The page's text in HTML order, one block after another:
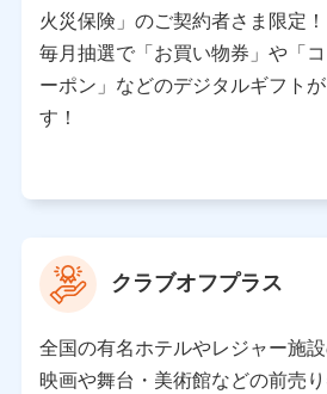
バンネット日本橋ビル 3F
株式会社ドコモ・インシュアランス
個人情報の第三者提供につい
当社は利用目的の達成に必要な範囲
の取り扱いの全部または一部を委託
す。
個人データの共同利用
火災保険」のご契約者さま限定！
毎月抽選で「お買い物券」や「
ーポン」などのデジタルギフト
す！
クラブオフプラス
全国の有名ホテルやレジャー施
映画や舞台・美術館などの前売